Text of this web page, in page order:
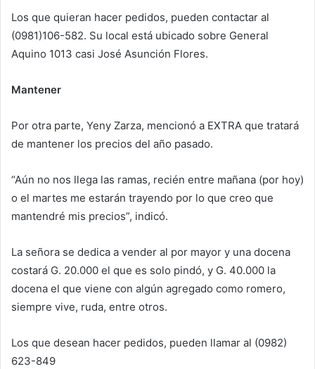
Los que quieran hacer pedidos, pueden contactar al
(0981)106-582. Su local está ubicado sobre General
Aquino 1013 casi José Asunción Flores.
Mantener
Por otra parte, Yeny Zarza, mencionó a EXTRA que tratará
de mantener los precios del año pasado.
“Aún no nos llega las ramas, recién entre mañana (por hoy)
o el martes me estarán trayendo por lo que creo que
mantendré mis precios”, indicó.
La señora se dedica a vender al por mayor y una docena
costará G. 20.000 el que es solo pindó, y G. 40.000 la
docena el que viene con algún agregado como romero,
siempre vive, ruda, entre otros.
Los que desean hacer pedidos, pueden llamar al (0982)
623-849